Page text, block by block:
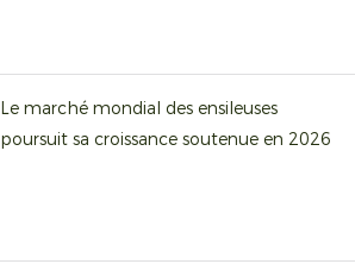
Le marché mondial des ensileuses
poursuit sa croissance soutenue en 2026